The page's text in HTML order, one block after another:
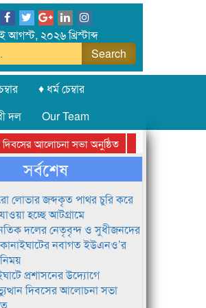
আগস্ট, ২০২৬ খ্রিস্টাব্দ
♦ ধর্ম চেম্বার
দল Our Team
আলোচনা সভা অনুষ্ঠিত সিলেট অনলাইন
সর্বশেষ
লোভার জব্দকৃত পাথর চুরি করে
হচ্ছে আটগ্রামে
দলের নেতৃবৃন্দ ও সুধীজনদের
নবাগত ইউএনও’র
প্রশাসনের উদ্যোগে
দিবসের আলোচনা সভা